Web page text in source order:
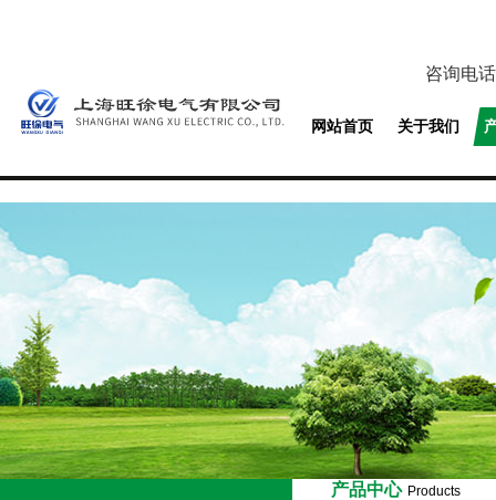
咨询电
网站首页 关于我们
产品中心 Products